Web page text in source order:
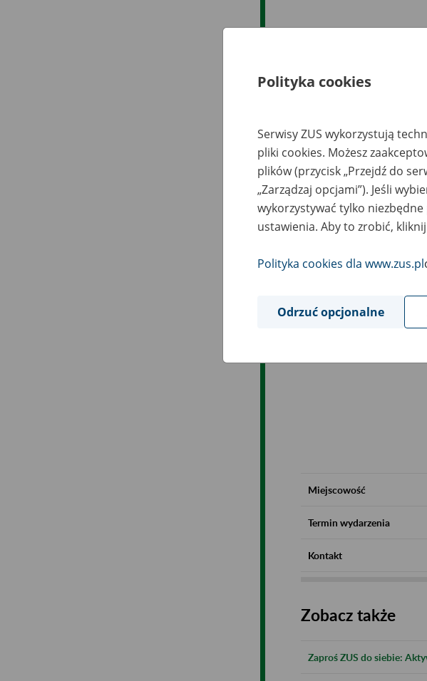
Miejscowość
Termin wydarzenia
Kontakt
Zobacz także
Zaproś ZUS do siebie:
Polityka cookies
Serwisy ZUS wykorzystują
pliki cookies. Możesz
plików (przycisk „Przejdź do
„Zarządzaj opcjami”). Jeśli
wykorzystywać tylko
ustawienia. Aby to zrobić,
Polityka cookies dla www.zus.pl
Odrzuć opcjonalne